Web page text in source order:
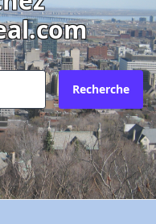
Recherche